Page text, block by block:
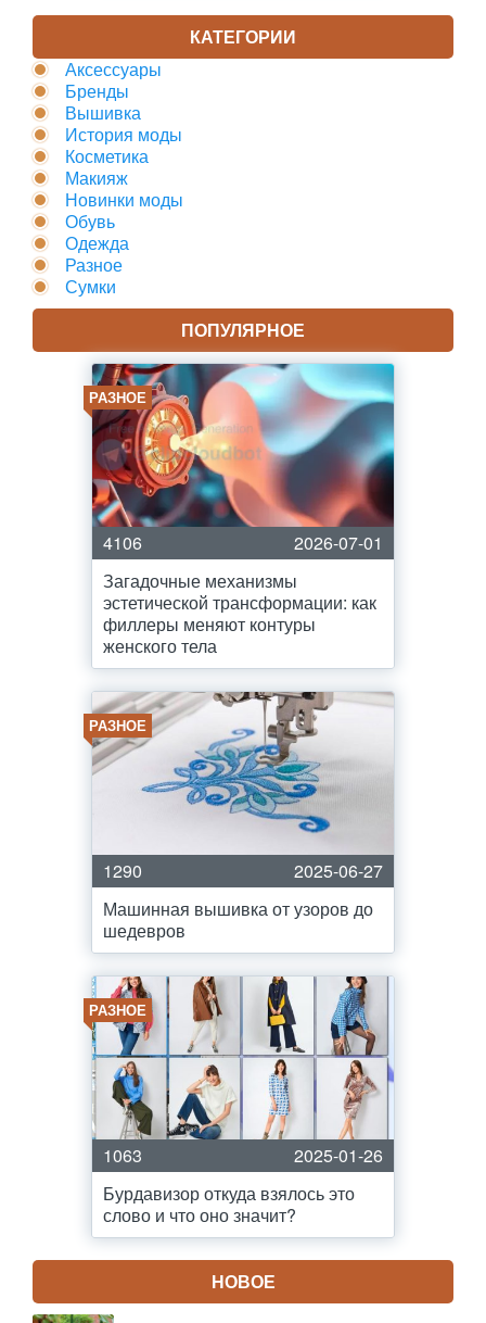
КАТЕГОРИИ
Аксессуары
Бренды
Вышивка
История моды
Косметика
Макияж
Новинки моды
Обувь
Одежда
Разное
Сумки
ПОПУЛЯРНОЕ
РАЗНОЕ
4106
2026-07-01
Загадочные механизмы
эстетической трансформации: как
филлеры меняют контуры
женского тела
РАЗНОЕ
1290
2025-06-27
Машинная вышивка от узоров до
шедевров
РАЗНОЕ
1063
2025-01-26
Бурдавизор откуда взялось это
слово и что оно значит?
НОВОЕ